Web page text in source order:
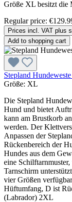
Größe XL besitzt
Regular price:
Prices incl. VAT plus
Add to shopping cart
Stepland
Größe: XL
Die Stepland
Hund und bietet
kann am Brustkorb
werden. Der
Anpassen der
Rückenbereich der
Hundes aus dem
eine
Tarnschirm
vier Größen
Hüftumfang, D ist
(Labrador) 2XL